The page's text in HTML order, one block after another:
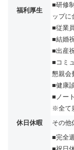
福利厚生
■研修
ップに
■従業
■結婚
■出産
■コミ
懇親
■健康
■ノー
※全て
休日休暇
その他
■完全